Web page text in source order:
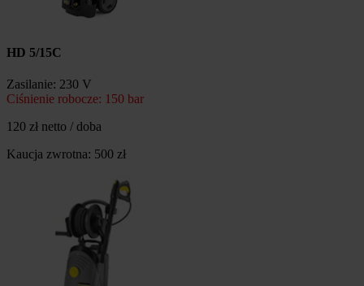
HD 5/15C
Zasilanie: 230 V
Ciśnienie robocze: 150 bar
120 zł netto / doba
Kaucja zwrotna: 500 zł